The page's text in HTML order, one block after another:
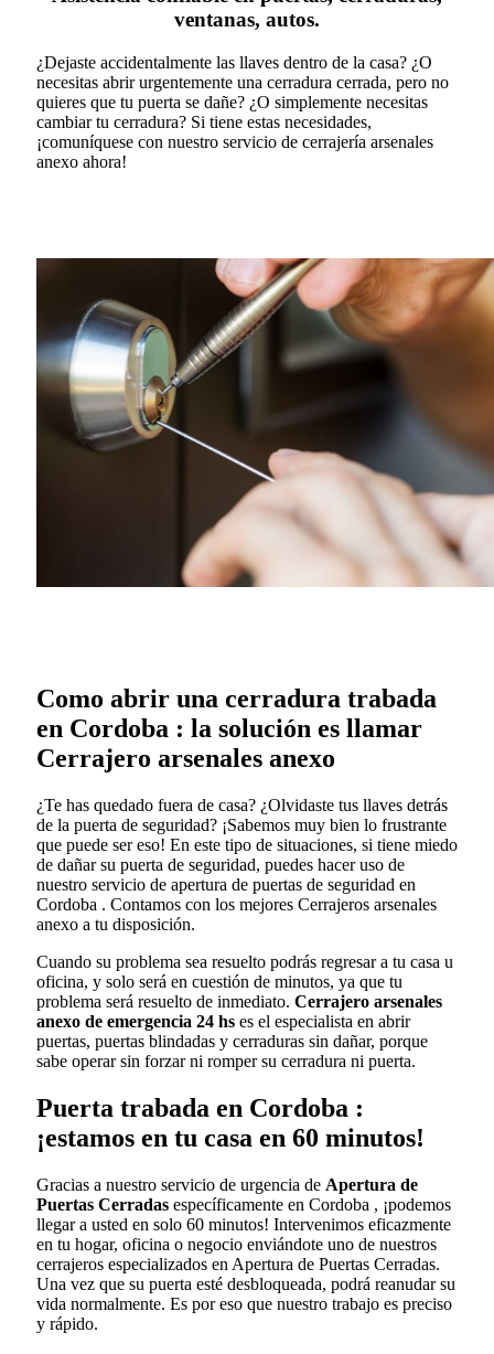
ventanas, autos.
¿Dejaste accidentalmente las llaves dentro de la casa? ¿O
necesitas abrir urgentemente una cerradura cerrada, pero no
quieres que tu puerta se dañe? ¿O simplemente necesitas
cambiar tu cerradura? Si tiene estas necesidades,
¡comuníquese con nuestro servicio de cerrajería arsenales
anexo ahora!
Como abrir una cerradura trabada
en Cordoba : la solución es llamar
Cerrajero arsenales anexo
¿Te has quedado fuera de casa? ¿Olvidaste tus llaves detrás
de la puerta de seguridad? ¡Sabemos muy bien lo frustrante
que puede ser eso! En este tipo de situaciones, si tiene miedo
de dañar su puerta de seguridad, puedes hacer uso de
nuestro servicio de apertura de puertas de seguridad en
Cordoba . Contamos con los mejores Cerrajeros arsenales
anexo a tu disposición.
Cuando su problema sea resuelto podrás regresar a tu casa u
oficina, y solo será en cuestión de minutos, ya que tu
problema será resuelto de inmediato. Cerrajero arsenales
anexo de emergencia 24 hs es el especialista en abrir
puertas, puertas blindadas y cerraduras sin dañar, porque
sabe operar sin forzar ni romper su cerradura ni puerta.
Puerta trabada en Cordoba :
¡estamos en tu casa en 60 minutos!
Gracias a nuestro servicio de urgencia de Apertura de
Puertas Cerradas específicamente en Cordoba , ¡podemos
llegar a usted en solo 60 minutos! Intervenimos eficazmente
en tu hogar, oficina o negocio enviándote uno de nuestros
cerrajeros especializados en Apertura de Puertas Cerradas.
Una vez que su puerta esté desbloqueada, podrá reanudar su
vida normalmente. Es por eso que nuestro trabajo es preciso
y rápido.